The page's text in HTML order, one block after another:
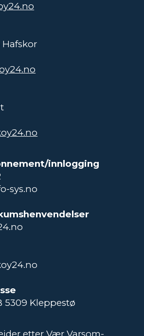
innlogging
sys.no
5309 Kleppestø
etter Vær Varsom-